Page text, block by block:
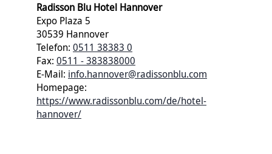
Radisson Blu Hotel Hannover
Expo Plaza 5
30539 Hannover
Telefon: 0511 38383 0
Fax: 0511 - 383838000
E-Mail: info.hannover@radissonblu.com
Homepage:
https://www.radissonblu.com/de/hotel-
hannover/